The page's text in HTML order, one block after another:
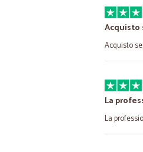
Acquisto
Acquisto
La
La